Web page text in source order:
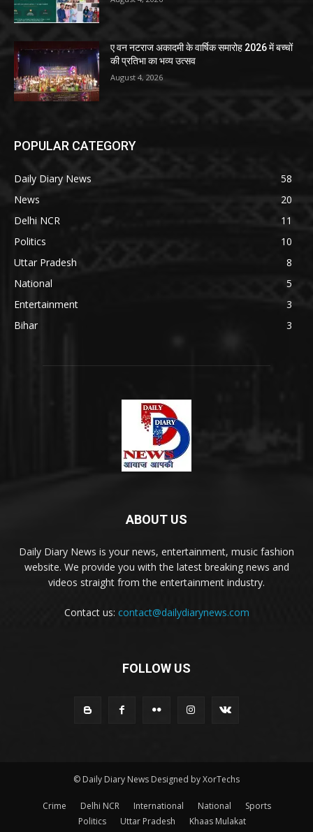
ए वन नटराज अकादमी के वार्षिक समारोह 2026 में बच्चों
की प्रतिभा का भव्य उत्सव
August 4, 2026
POPULAR CATEGORY
Daily Diary News
58
News
20
Delhi NCR
11
Politics
10
Uttar Pradesh
8
National
5
Entertainment
3
Bihar
3
ABOUT US
Daily Diary News is your news, entertainment, music fashion
website. We provide you with the latest breaking news and
videos straight from the entertainment industry.
Contact us: contact@dailydiarynews.com
FOLLOW US
© Daily Diary News Designed byXorTechs
Crime Delhi NCR International National
Sports
Politics
Uttar Pradesh Khaas Mulakat